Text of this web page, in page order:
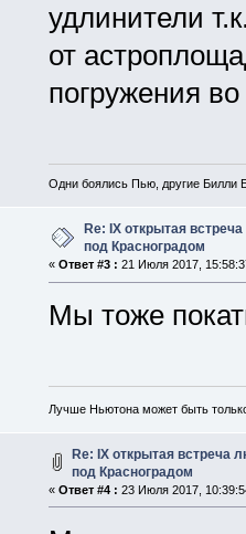
удлинители
от
погружения
Одни боялись Пью, другие Билли
Re: IX открытая
под Красноградом
« Ответ #3 : 21 Июля 2017,
Мы тоже
Лучше Ньютона может быть
Re: IX открытая встреча
под Красноградом
« Ответ #4 : 23 Июля 2017,